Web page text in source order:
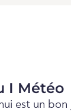
I Météo
est un